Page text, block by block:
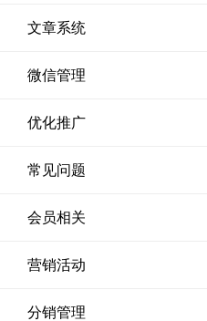
文章系统
微信管理
优化推广
常见问题
会员相关
营销活动
分销管理